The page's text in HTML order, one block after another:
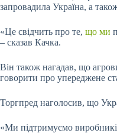
запровадила Україна, а
«Це свідчить про те, що ми
– сказав Качка.
Він також нагадав, що
говорити про упереджене
Торгпред наголосив, що
«Ми підтримуємо